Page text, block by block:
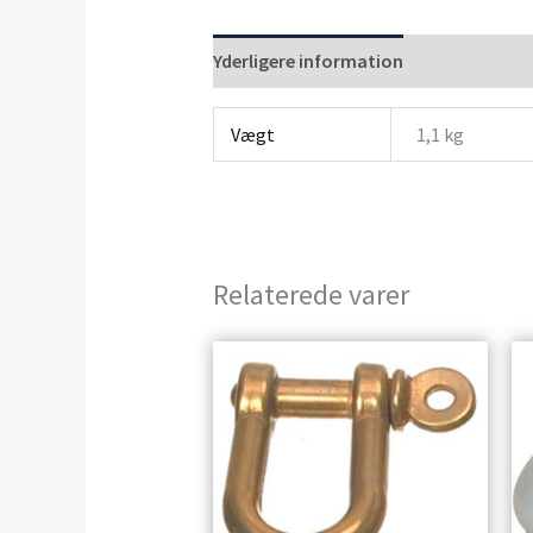
Yderligere information
Vægt 1,1 kg
Relaterede varer